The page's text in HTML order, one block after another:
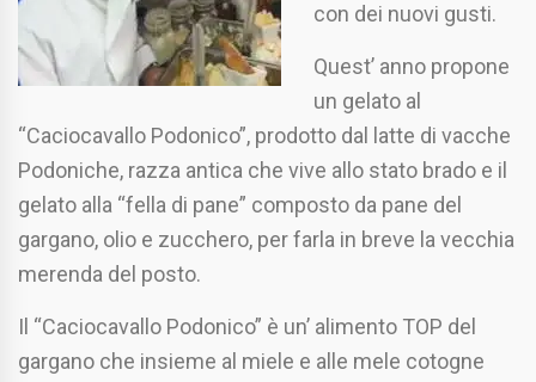
con dei nuovi gusti.
Quest’ anno propone
un gelato al
“Caciocavallo Podonico”, prodotto dal latte di vacche
Podoniche, razza antica che vive allo stato brado e il
gelato alla “fella di pane” composto da pane del
gargano, olio e zucchero, per farla in breve la vecchia
merenda del posto.
Il “Caciocavallo Podonico” è un’ alimento TOP del
gargano che insieme al miele e alle mele cotogne